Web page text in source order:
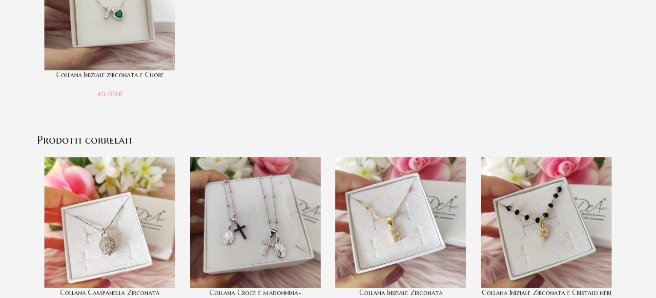
Collana Iniziale zirconata e Cuore
40,00€
Prodotti correlati
Collana Campanella Zirconata Collana Croce e madonnina- Collana Iniziale Zirconata Collana Iniziale Zirconata e Cristalli neri